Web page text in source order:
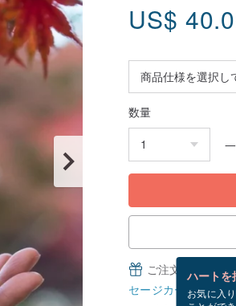
US$
数量
ハートを
お気に入
ご注文完了後、
セージカードとは？